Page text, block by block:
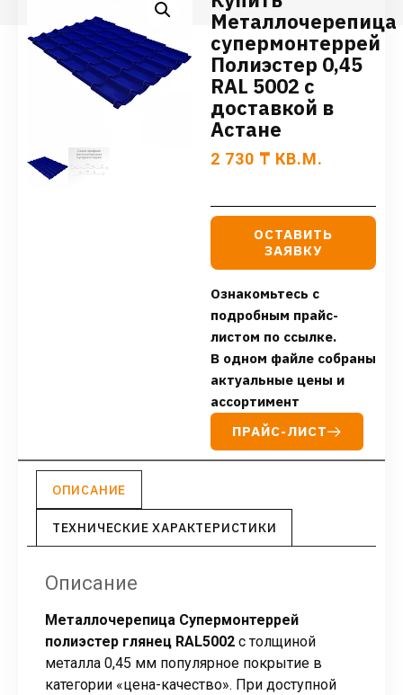
Металлочерепица
супермонтеррей
Полиэстер 0,45
RAL 5002 с
доставкой в
Астане
2 730 ₸ КВ.М.
ОСТАВИТЬ
ЗАЯВКУ
Ознакомьтесь с
подробным прайс-
листом по ссылке.
В одном файле собраны
актуальные цены и
ассортимент
ПРАЙС-ЛИСТ
ОПИСАНИЕ
ТЕХНИЧЕСКИЕ ХАРАКТЕРИСТИКИ
Описание
Металлочерепица Супермонтеррей
полиэстер глянец RAL5002 с толщиной
металла 0,45 мм популярное покрытие в
категории «цена-качество». При доступной